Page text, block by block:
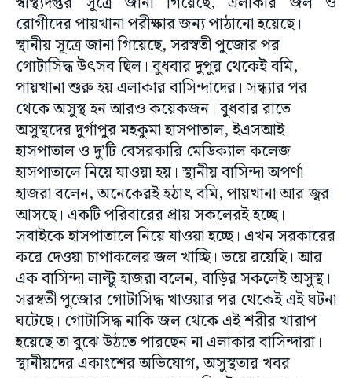
রোগীদের পায়খানা পরীক্ষার জন্য পাঠানো হয়েছে।
স্থানীয় সূত্রে জানা গিয়েছে, সরস্বতী পুজোর পর
গোটাসিদ্ধ উৎসব ছিল। বুধবার দুপুর থেকেই বমি,
পায়খানা শুরু হয় এলাকার বাসিন্দাদের। সন্ধ্যার পর
থেকে অসুস্থ হন আরও কয়েকজন। বুধবার রাতে
অসুস্থদের দুর্গাপুর মহকুমা হাসপাতাল, ইএসআই
হাসপাতাল ও দু’টি বেসরকারি মেডিক্যাল কলেজ
হাসপাতালে নিয়ে যাওয়া হয়। স্থানীয় বাসিন্দা অপর্ণা
হাজরা বলেন, অনেকেরই হঠাৎ বমি, পায়খানা আর জ্বর
আসছে। একটি পরিবারের প্রায় সকলেরই হচ্ছে।
সবাইকে হাসপাতালে নিয়ে যাওয়া হচ্ছে। এখন সরকারের
করে দেওয়া চাপাকলের জল খাচ্ছি। ভয়ে রয়েছি। আর
এক বাসিন্দা লাল্টু হাজরা বলেন, বাড়ির সকলেই অসুস্থ।
সরস্বতী পুজোর গোটাসিদ্ধ খাওয়ার পর থেকেই এই ঘটনা
ঘটেছে। গোটাসিদ্ধ নাকি জল থেকে এই শরীর খারাপ
হয়েছে তা বুঝে উঠতে পারছেন না এলাকার বাসিন্দারা।
স্থানীয়দের একাংশের অভিযোগ, অসুস্থতার খবর